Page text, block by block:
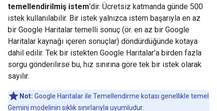
temellendirilmiş istem'dir. Ücretsiz katmanda günde 500
istek kullanılabilir. Bir istek yalnızca istem başarıyla en az
bir Google Haritalar temelli sonuç (ör. en az bir Google
Haritalar kaynağı içeren sonuçlar) döndürdüğünde kotaya
dahil edilir. Tek bir istekten Google Haritalar'a birden fazla
sorgu gönderilirse bu, hız sınırına göre tek bir istek olarak
sayılır.
Not: Google Haritalar ile Temellendirme kotası genellikle temel
Gemini modelinin sıklık sınırlarıyla uyumludur.